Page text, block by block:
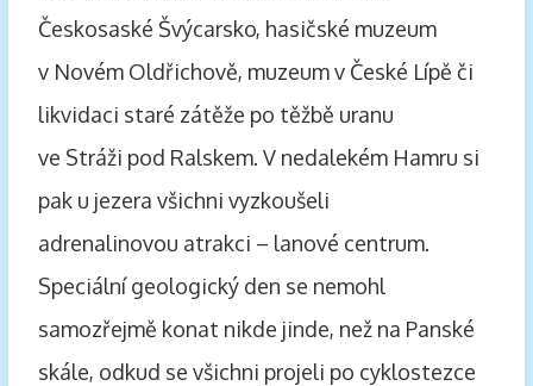
Českosaské Švýcarsko, hasičské muzeum
v Novém Oldřichově, muzeum v České Lípě či
likvidaci staré zátěže po těžbě uranu
ve Stráži pod Ralskem. V nedalekém Hamru si
pak u jezera všichni vyzkoušeli
adrenalinovou atrakci – lanové centrum.
Speciální geologický den se nemohl
samozřejmě konat nikde jinde, než na Panské
skále, odkud se všichni projeli po cyklostezce